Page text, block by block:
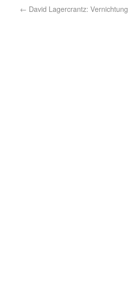
← David Lagercrantz: Vernichtung